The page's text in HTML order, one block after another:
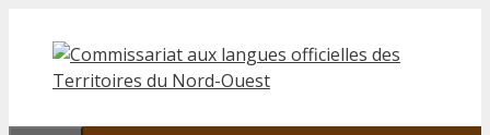
contenu